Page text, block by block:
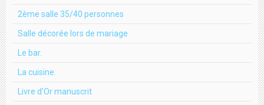
2ème salle 35/40 personnes
Salle décorée lors de mariage
Le bar.
La cuisine.
Livre d'Or manuscrit